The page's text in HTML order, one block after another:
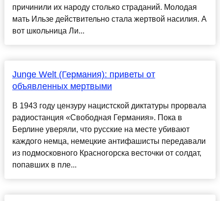
причинили их народу столько страданий. Молодая
мать Ильзе действительно стала жертвой насилия. А
вот школьница Ли...
Junge Welt (Германия): приветы от
объявленных мертвыми
В 1943 году цензуру нацистской диктатуры прорвала
радиостанция «Свободная Германия». Пока в
Берлине уверяли, что русские на месте убивают
каждого немца, немецкие антифашисты передавали
из подмосковного Красногорска весточки от солдат,
попавших в пле...